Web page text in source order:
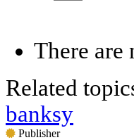
There are
Related
banksy
Publisher